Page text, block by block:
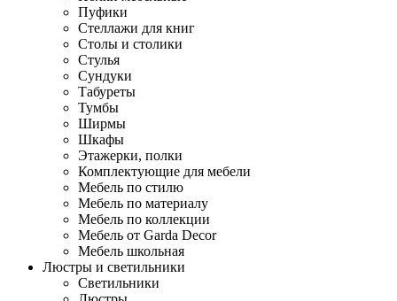
Пуфики
Стеллажи для книг
Столы и столики
Стулья
Сундуки
Табуреты
Тумбы
Ширмы
Шкафы
Этажерки, полки
Комплектующие для мебели
Мебель по стилю
Мебель по материалу
Мебель по коллекции
Мебель от Garda Decor
Мебель школьная
Люстры и светильники
Светильники